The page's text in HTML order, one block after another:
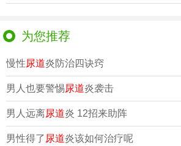
数做合适？”
为您推荐
慢性尿道炎防治四诀窍
男人也要警惕尿道炎袭击
男人远离尿道炎 12招来助阵
男性得了 尿道炎该如何治疗呢